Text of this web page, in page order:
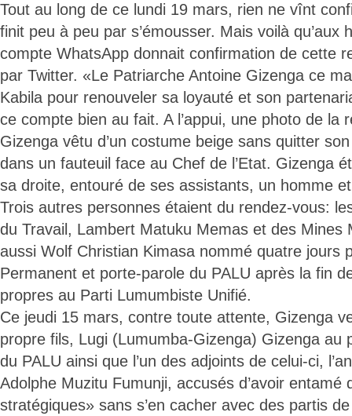
Tout au long de ce lundi 19 mars, rien ne vînt
finit peu à peu par s’émousser. Mais voilà qu’aux
compte WhatsApp donnait confirmation de cette
par Twitter. «Le Patriarche Antoine Gizenga ce
Kabila pour renouveler sa loyauté et son
ce compte bien au fait. A l’appui, une photo de la
Gizenga vêtu d’un costume beige sans quitter
dans un fauteuil face au Chef de l’Etat. Gizenga
sa droite, entouré de ses assistants, un homme
Trois autres personnes étaient du rendez-vous:
du Travail, Lambert Matuku Memas et des Mines
aussi Wolf Christian Kimasa nommé quatre jours
Permanent et porte-parole du PALU après la fin
propres au Parti Lumumbiste Unifié.
Ce jeudi 15 mars, contre toute attente, Gizenga
propre fils, Lugi (Lumumba-Gizenga) Gizenga au
du PALU ainsi que l’un des adjoints de celui-ci,
Adolphe Muzitu Fumunji, accusés d’avoir entamé
stratégiques» sans s’en cacher avec des partis